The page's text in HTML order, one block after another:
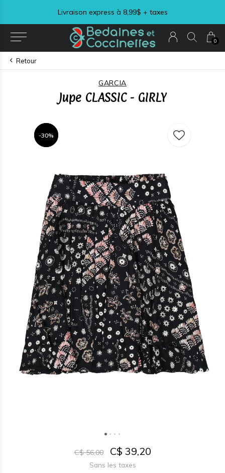
0
Livraison express à 8,99$ + taxes
Retour
GARCIA
Jupe CLASSIC - GIRLY
-30%
-30%
C$ 56,00 C$ 39,20
Sans les taxes